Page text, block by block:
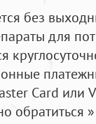
без
для
Card или
обратиться